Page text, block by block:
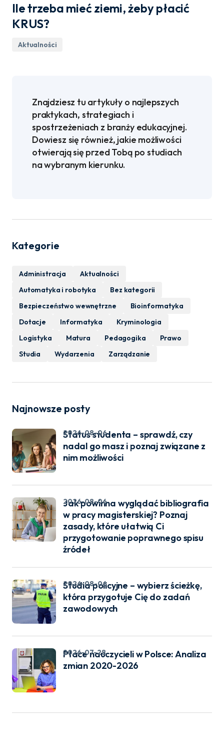
Ile trzeba mieć ziemi, żeby płacić
KRUS?
Aktualności
Znajdziesz tu artykuły o najlepszych
praktykach, strategiach i
spostrzeżeniach z branży edukacyjnej.
Dowiesz się również, jakie możliwości
otwierają się przed Tobą po studiach
na wybranym kierunku.
Kategorie
Administracja
Aktualności
Automatyka i robotyka
Bez kategorii
Bezpieczeństwo wewnętrzne
Bioinformatyka
Dotacje
Informatyka
Kryminologia
Logistyka
Matura Pedagogika
Prawo
Studia
Wydarzenia Zarządzanie
Najnowsze posty
Status studenta – sprawdź, czy
nadal go masz i poznaj związane z
nim możliwości
2026-08-06
Jak powinna wyglądać bibliografia
w pracy magisterskiej? Poznaj
zasady, które ułatwią Ci
przygotowanie poprawnego spisu
źródeł
2026-08-06
Studia policyjne – wybierz ścieżkę,
która przygotuje Cię do zadań
zawodowych
2026-08-06
Płace nauczycieli w Polsce: Analiza
zmian 2020-2026
2026-07-28